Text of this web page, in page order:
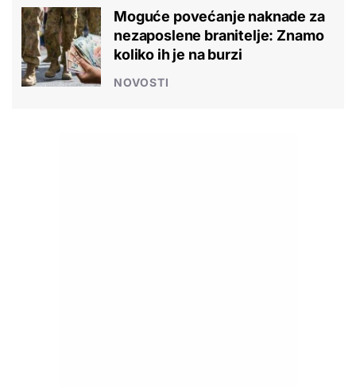
Moguće povećanje naknade za
nezaposlene branitelje: Znamo
koliko ih je na burzi
NOVOSTI